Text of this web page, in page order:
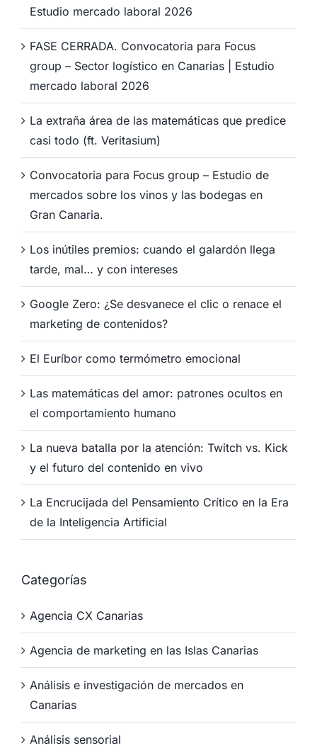
Estudio mercado laboral 2026
FASE CERRADA. Convocatoria para Focus
group – Sector logístico en Canarias | Estudio
mercado laboral 2026
La extraña área de las matemáticas que predice
casi todo (ft. Veritasium)
Convocatoria para Focus group – Estudio de
mercados sobre los vinos y las bodegas en
Gran Canaria.
Los inútiles premios: cuando el galardón llega
tarde, mal… y con intereses
Google Zero: ¿Se desvanece el clic o renace el
marketing de contenidos?
El Euríbor como termómetro emocional
Las matemáticas del amor: patrones ocultos en
el comportamiento humano
La nueva batalla por la atención: Twitch vs. Kick
y el futuro del contenido en vivo
La Encrucijada del Pensamiento Crítico en la Era
de la Inteligencia Artificial
Categorías
Agencia CX Canarias
Agencia de marketing en las Islas Canarias
Análisis e investigación de mercados en
Canarias
Análisis sensorial